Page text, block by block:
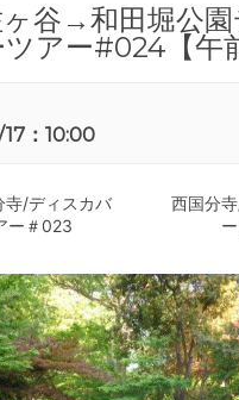
谷→和田堀公園
アー#024【午
：10:00
寺/ディスカバ
ー＃023
西国分